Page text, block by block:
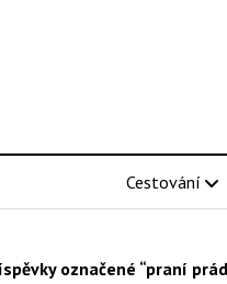
Cestování
označené “praní